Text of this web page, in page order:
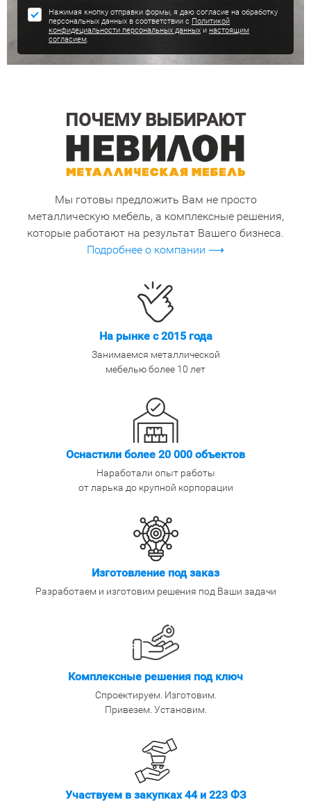
Нажимая кнопку отправки формы, я даю согласие на обработку
персональных данных в соответствии с Политикой
конфидециальности персональных данных и настоящим
согласием.
ПОЧЕМУ ВЫБИРАЮТ
Мы готовы предложить Вам не просто
металлическую мебель, а комплексные решения,
которые работают на результат Вашего бизнеса.
Подробнее о компании ⟶
На рынке с 2015 года
Занимаемся металлической
мебелью более 10 лет
Оснастили более 20 000 объектов
Наработали опыт работы
от ларька до крупной корпорации
Изготовление под заказ
Разработаем и изготовим решения под Ваши задачи
Комплексные решения под ключ
Спроектируем. Изготовим.
Привезем. Установим.
Участвуем в закупках 44 и 223 ФЗ